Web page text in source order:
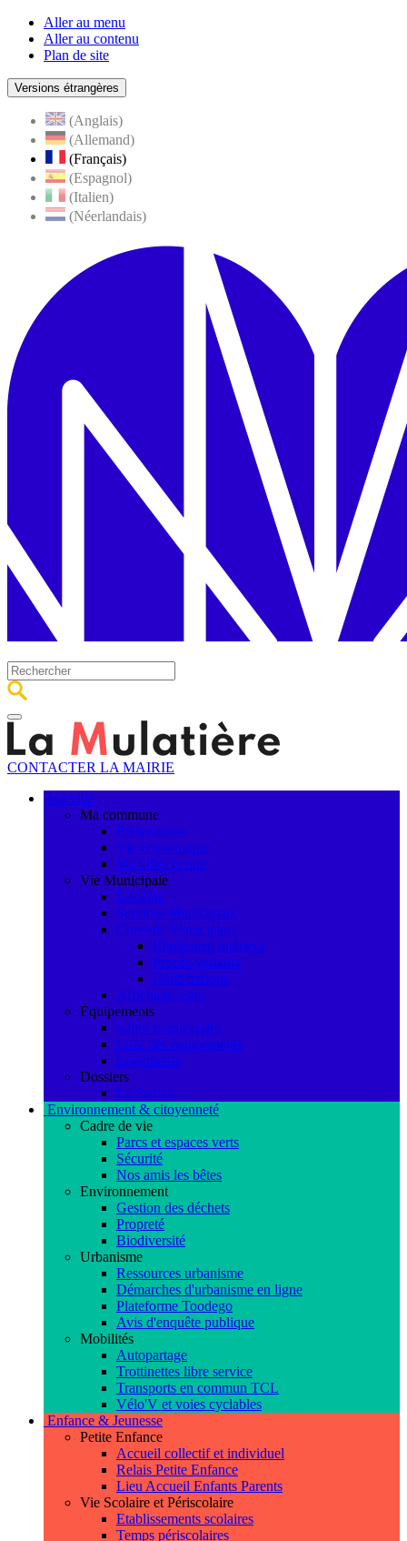
Aller au menu
Aller au contenu
Plan de site
Versions étrangères
(Anglais)
(Allemand)
(Français)
(Espagnol)
(Italien)
(Néerlandais)
CONTACTER LA MAIRIE
Ma ville
Ma commune
Présentation
Vie économique
Ma ville recrute
Vie Municipale
Les élus
Services Municipaux
Conseils Municipaux
Règlement intérieur
Procès-verbaux
Délibérations
Affichage légal
Equipements
Salles municipales
Liste des équipements
Logements
Dossiers
La Saulaie
Environnement & citoyenneté
Cadre de vie
Parcs et espaces verts
Sécurité
Nos amis les bêtes
Environnement
Gestion des déchets
Propreté
Biodiversité
Urbanisme
Ressources urbanisme
Démarches d'urbanisme en ligne
Plateforme Toodego
Avis d'enquête publique
Mobilités
Autopartage
Trottinettes libre service
Transports en commun TCL
Vélo'V et voies cyclables
Enfance & Jeunesse
Petite Enfance
Accueil collectif et individuel
Relais Petite Enfance
Lieu Accueil Enfants Parents
Vie Scolaire et Périscolaire
Etablissements scolaires
Temps périscolaires